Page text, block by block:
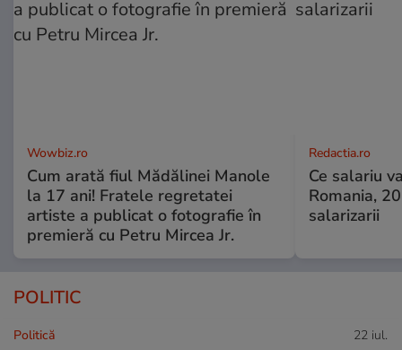
Wowbiz.ro
Cum arată fiul Mădălinei Manole
la 17 ani! Fratele regretatei
artiste a publicat o fotografie în
premieră cu Petru Mircea Jr.
Redactia.ro
Ce salariu
Romania,
salarizarii
POLITIC
Politică 22 iul.